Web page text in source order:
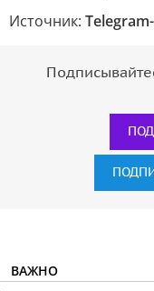
Источник:
ВАЖНО